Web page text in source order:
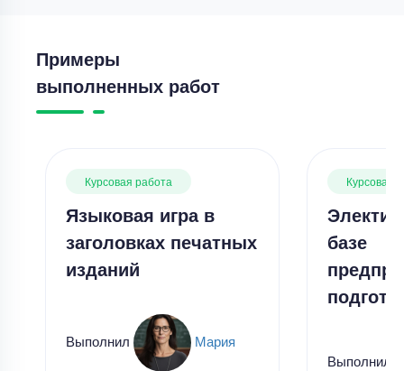
Примеры
выполненных работ
Курсовая работа
Языковая игра в
заголовках печатных
изданий
Выполнил Мария
Курсовая
базе
Выполнил